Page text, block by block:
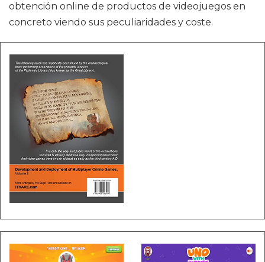
obtención online de productos de videojuegos en
concreto viendo sus peculiaridades y coste.